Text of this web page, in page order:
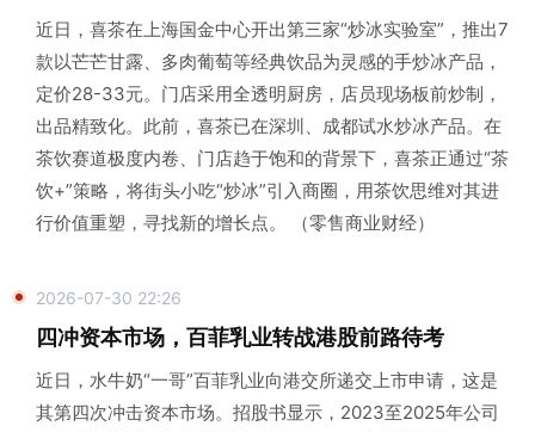
近日，喜茶在上海国金中心开出第三家“炒冰实验室”，推出7
款以芒芒甘露、多肉葡萄等经典饮品为灵感的手炒冰产品，
定价28-33元。门店采用全透明厨房，店员现场板前炒制，
出品精致化。此前，喜茶已在深圳、成都试水炒冰产品。在
茶饮赛道极度内卷、门店趋于饱和的背景下，喜茶正通过“茶
饮+”策略，将街头小吃“炒冰”引入商圈，用茶饮思维对其进
行价值重塑，寻找新的增长点。 （零售商业财经）
2026-07-30 22:26
四冲资本市场，百菲乳业转战港股前路待考
近日，水牛奶“一哥”百菲乳业向港交所递交上市申请，这是
其第四次冲击资本市场。招股书显示，2023至2025年公司